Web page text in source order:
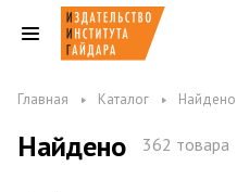
Главная Каталог Найдено
Найдено 362 товара